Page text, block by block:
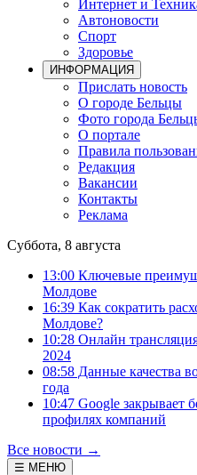
Интернет и
Автоновости
Спорт
Здоровье
ИНФОРМАЦИЯ
Прислать новость
О городе Бельцы
Фото города
О портале
Правила
Редакция
Вакансии
Контакты
Реклама
Суббота, 8 августа
13:00 Ключевые
Молдове
16:39 Как сократить
Молдове?
10:28 Онлайн
2024
08:58 Данные качества
года
10:47 Google закрывает
профилях компаний
Все новости →
☰ МЕНЮ